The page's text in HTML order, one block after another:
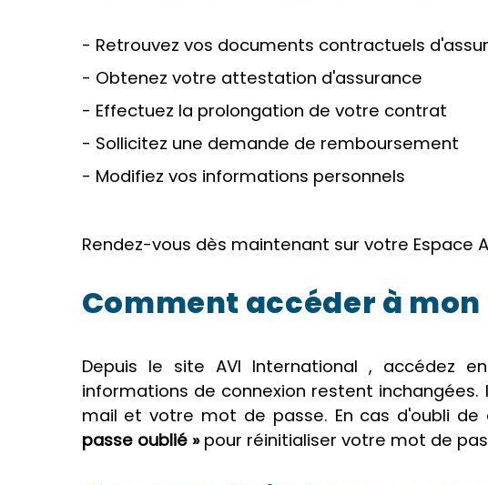
- Retrouvez vos documents contractuels
- Obtenez votre attestation d'assurance
- Effectuez la prolongation de votre contrat
- Sollicitez une demande de remboursement
- Modifiez vos informations personnels
Rendez-vous dès maintenant sur votre Espace
Comment accéder à mon
Depuis le site AVI International , accédez
informations de connexion restent
mail et votre mot de passe. En cas d'oubli de
passe oublié »pour réinitialiser votre mot de